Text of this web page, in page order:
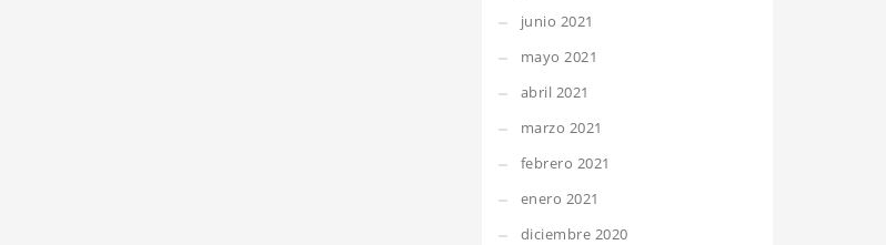
junio 2021
mayo 2021
abril 2021
marzo 2021
febrero 2021
enero 2021
diciembre 2020